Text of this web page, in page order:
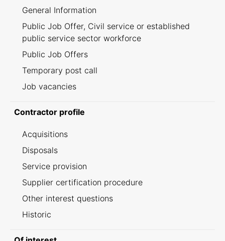
General Information
Public Job Offer, Civil service or established
public service sector workforce
Public Job Offers
Temporary post call
Job vacancies
Contractor profile
Acquisitions
Disposals
Service provision
Supplier certification procedure
Other interest questions
Historic